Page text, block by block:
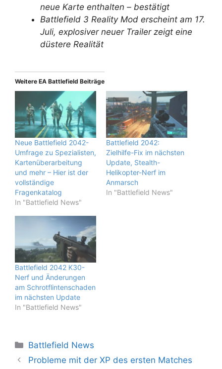
neue Karte enthalten – bestätigt
Battlefield 3 Reality Mod erscheint am 17.
Juli, explosiver neuer Trailer zeigt eine
düstere Realität
Weitere EA Battlefield Beiträge
Neue Battlefield 2042-
Umfrage zu Spezialisten,
Kartenüberarbeitung
und mehr – Hier ist der
vollständige
Fragenkatalog
In "Battlefield News"
Battlefield 2042:
Zielhilfe-Fix im nächsten
Update, Stealth-
Helikopter-Nerf im
Anmarsch
In "Battlefield News"
Battlefield 2042 K30-
Nerf und Änderungen
am Schrotflintenschaden
im nächsten Update
In "Battlefield News"
Kategorien
Battlefield News
Probleme mit der XP des ersten Matches